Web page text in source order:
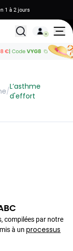
1 à 2 jours
Tous les
/L’asthme
d'effort
compilées par notre
à unprocessus